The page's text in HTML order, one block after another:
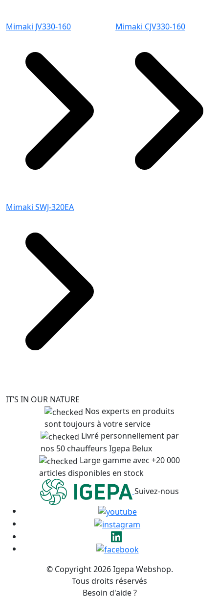
Mimaki JV330-160 Mimaki CJV330-160
Mimaki SWJ-320EA
IT’S IN OUR NATURE
Nos experts en produits
sont toujours à votre service
Livré personnellement par
nos 50 chauffeurs Igepa Belux
Large gamme avec +20 000
articles disponibles en stock
Suivez-nous
© Copyright 2026 Igepa Webshop.
Tous droits réservés
Besoin d'aide ?